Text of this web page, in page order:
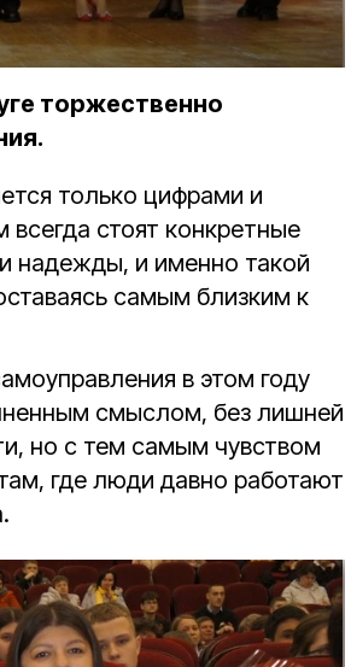
торжественно
только цифрами и
стоят конкретные
надежды, и именно такой
самым близким к
в этом году
смыслом, без лишней
но с тем самым чувством
где люди давно работают